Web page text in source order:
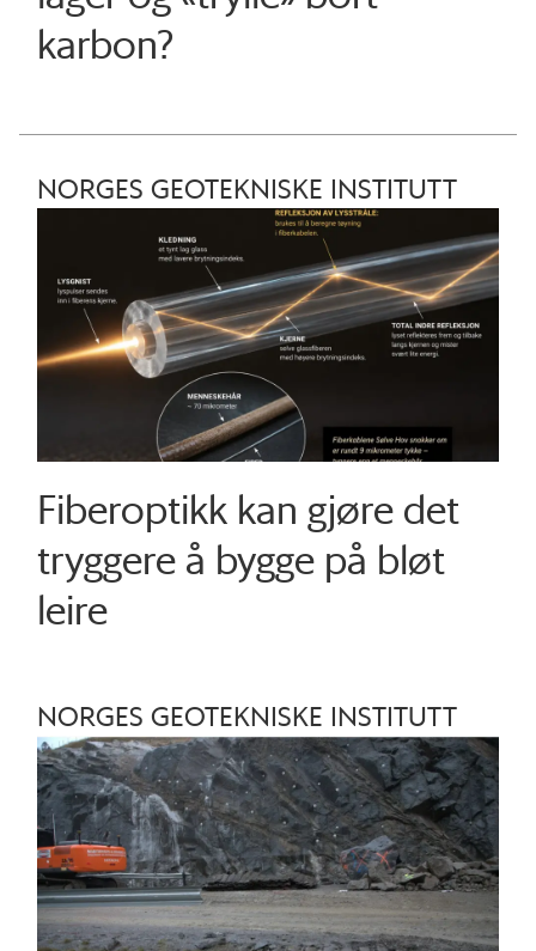
karbon?
NORGES GEOTEKNISKE INSTITUTT
Fiberoptikk kan gjøre det
tryggere å bygge på bløt
leire
NORGES GEOTEKNISKE INSTITUTT